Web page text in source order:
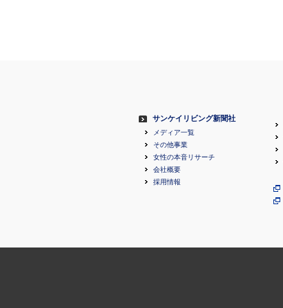
サンケイリビング新聞社
メディア一覧
その他事業
女性の本音リサーチ
会社概要
採用情報